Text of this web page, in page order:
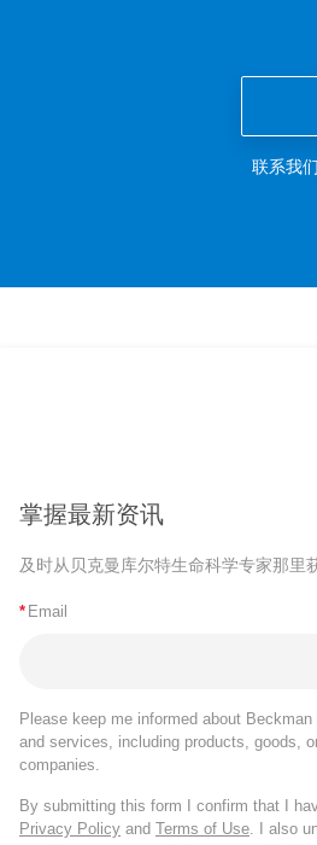
联系我
掌握最新资讯
及时从贝克曼库尔特生命科学专家那里
* Email
Please keep me informed about
and services, including products, goods,
companies.
By submitting this form I confirm that I
Privacy Policy and Terms of Use . I also